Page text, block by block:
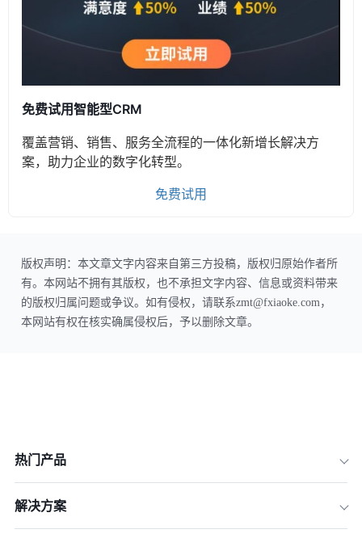
免费试用智能型CRM
覆盖营销、销售、服务全流程的一体化新增长解决方
案，助力企业的数字化转型。
免费试用
版权声明：本文章文字内容来自第三方投稿，版权归原始作者所
有。本网站不拥有其版权，也不承担文字内容、信息或资料带来
的版权归属问题或争议。如有侵权，请联系zmt@fxiaoke.com，
本网站有权在核实确属侵权后，予以删除文章。
热门产品
解决方案